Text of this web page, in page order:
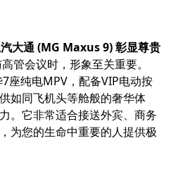
大通 (MG Maxus 9) 彰显尊贵
管会议时，形象至关重要。
座纯电MPV，配备VIP电动按
如同飞机头等舱般的奢华体
。它非常适合接送外宾、商务
为您的生命中重要的人提供极